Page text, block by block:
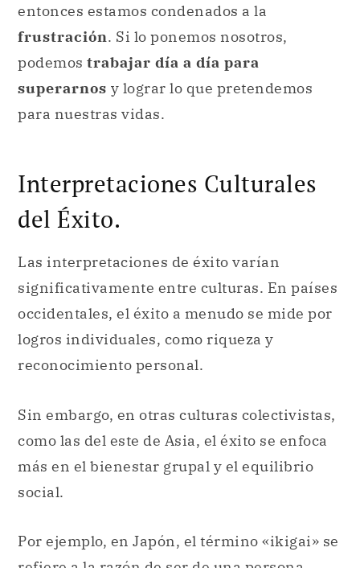
entonces estamos condenados a la
frustración. Si lo ponemos nosotros,
podemos trabajar día a día para
superarnos y lograr lo que pretendemos
para nuestras vidas.
Interpretaciones Culturales
del Éxito.
Las interpretaciones de éxito varían
significativamente entre culturas. En países
occidentales, el éxito a menudo se mide por
logros individuales, como riqueza y
reconocimiento personal.
Sin embargo, en otras culturas colectivistas,
como las del este de Asia, el éxito se enfoca
más en el bienestar grupal y el equilibrio
social.
Por ejemplo, en Japón, el término «ikigai» se